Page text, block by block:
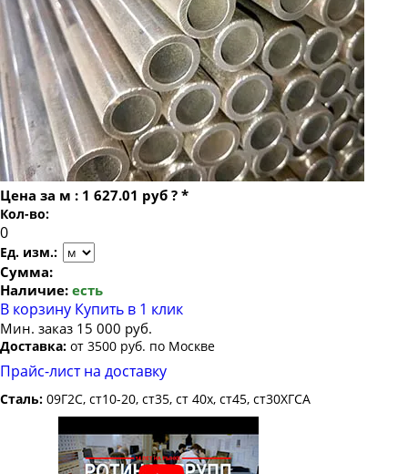
Труба бесшовная 22
Труба бесшовная 24
Труба бесшовная 25
Труба бесшовная 26
Труба бесшовная 27
Труба бесшовная 28
Труба бесшовная 30
Труба бесшовная 32
Труба бесшовная 35
Труба бесшовная 36
Труба бесшовная 38
Труба бесшовная 40
Труба бесшовная 42
Труба бесшовная 45
Труба бесшовная 48
Труба бесшовная 50
Труба бесшовная 140х24
Труба бесшовная 140х25
Труба бесшовная 140х28
Труба бесшовная 140х30
Труба бесшовная 140х32
Труба бесшовная 140х36
Цена за м : 1 627.01 руб ? *
Кол-во:
Ед. изм.:
Сумма:
Наличие: есть
В корзину Купить в 1 клик
Мин. заказ 15 000 руб.
Доставка: от 3500 руб. по Москве
Прайс-лист на доставку
Сталь: 09Г2С, ст10-20, ст35, ст 40х, ст45, ст30ХГСА